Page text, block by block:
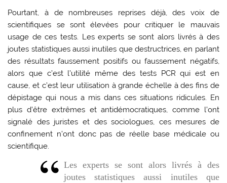
Pourtant, à de nombreuses reprises déjà, des voix de
scientifiques se sont élevées pour critiquer le mauvais
usage de ces tests. Les experts se sont alors livrés à des
joutes statistiques aussi inutiles que destructrices, en parlant
des résultats faussement positifs ou faussement négatifs,
alors que c’est l’utilité même des tests PCR qui est en
cause, et c’est leur utilisation à grande échelle à des fins de
dépistage qui nous a mis dans ces situations ridicules. En
plus d’être extrêmes et antidémocratiques, comme l’ont
signalé des juristes et des sociologues, ces mesures de
confinement n’ont donc pas de réelle base médicale ou
scientifique.
Les experts se sont alors livrés à des
joutes statistiques aussi inutiles que